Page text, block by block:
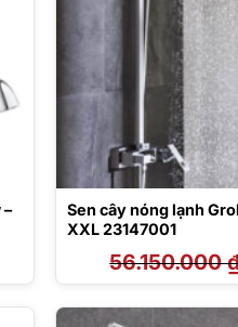
₫.
Sen cây nóng lạnh
XXL 23147001
56.150.000